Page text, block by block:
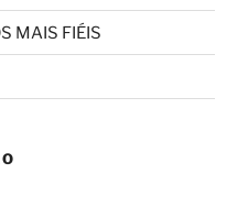
MAIS FIÉIS